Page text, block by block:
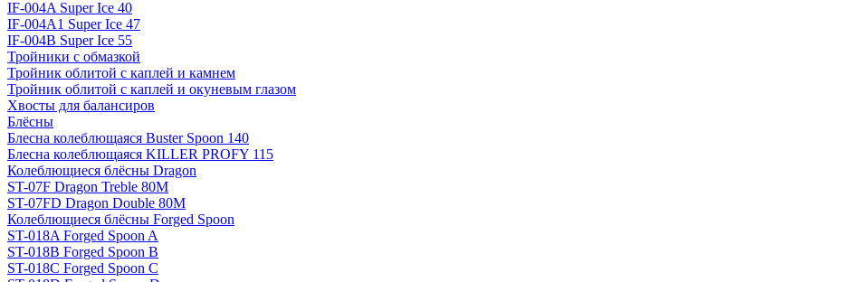
IF-004A Super Ice 40
IF-004A1 Super Ice 47
IF-004B Super Ice 55
Тройники с обмазкой
Тройник облитой с каплей и камнем
Тройник облитой с каплей и окуневым глазом
Хвосты для балансиров
Блёсны
Блесна колеблющаяся Buster Spoon 140
Блесна колеблющаяся KILLER PROFY 115
Колеблющиеся блёсны Dragon
ST-07F Dragon Treble 80M
ST-07FD Dragon Double 80M
Колеблющиеся блёсны Forged Spoon
ST-018A Forged Spoon A
ST-018B Forged Spoon B
ST-018C Forged Spoon C